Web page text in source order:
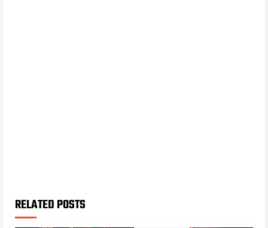
RELATED POSTS